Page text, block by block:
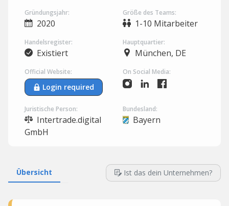
Gründungsjahr:
2020
Größe des Teams:
1-10 Mitarbeiter
Handelsregister:
Existiert
Hauptquartier:
München, DE
Official Website:
Login required
On Social Media:
Juristische Person:
Intertrade.digital
GmbH
Bundesland:
Bayern
Übersicht Ist das dein Unternehmen?